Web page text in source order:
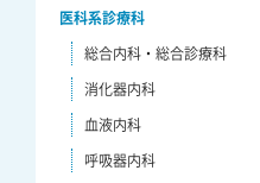
医科系診療科
総合内科・総合診療科
消化器内科
血液内科
呼吸器内科